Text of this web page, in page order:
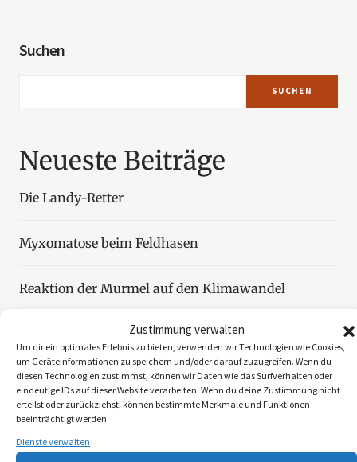
Zustimmung verwalten
Um dir ein optimales Erlebnis zu bieten, verwenden wir Technologien wie Cookies,
um Geräteinformationen zu speichern und/oder darauf zuzugreifen. Wenn du
diesen Technologien zustimmst, können wir Daten wie das Surfverhalten oder
eindeutige IDs auf dieser Website verarbeiten. Wenn du deine Zustimmung nicht
erteilst oder zurückziehst, können bestimmte Merkmale und Funktionen
beeinträchtigt werden.
Dienste verwalten
Suchen
SUCHEN
Neueste Beiträge
Die Landy-Retter
Myxomatose beim Feldhasen
Reaktion der Murmel auf den Klimawandel
Faszination Blattjagd
Wildzählung aus der Luft